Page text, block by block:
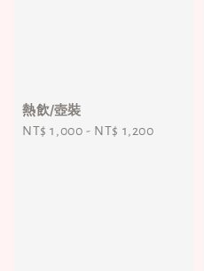
熱飲/壺裝
Regular
NT$ 1,000 - NT$ 1,200